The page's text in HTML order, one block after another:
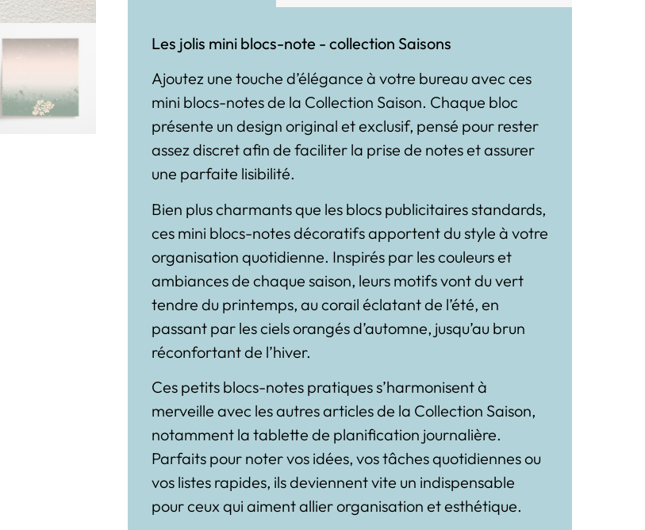
Les jolis mini blocs-note - collection Saisons
Ajoutez une touche d’élégance à votre bureau avec ces
mini blocs-notes de la Collection Saison. Chaque bloc
présente un design original et exclusif, pensé pour rester
assez discret afin de faciliter la prise de notes et assurer
une parfaite lisibilité.
Bien plus charmants que les blocs publicitaires standards,
ces mini blocs-notes décoratifs apportent du style à votre
organisation quotidienne. Inspirés par les couleurs et
ambiances de chaque saison, leurs motifs vont du vert
tendre du printemps, au corail éclatant de l’été, en
passant par les ciels orangés d’automne, jusqu’au brun
réconfortant de l’hiver.
Ces petits blocs-notes pratiques s’harmonisent à
merveille avec les autres articles de la Collection Saison,
notamment la tablette de planification journalière.
Parfaits pour noter vos idées, vos tâches quotidiennes ou
vos listes rapides, ils deviennent vite un indispensable
pour ceux qui aiment allier organisation et esthétique.